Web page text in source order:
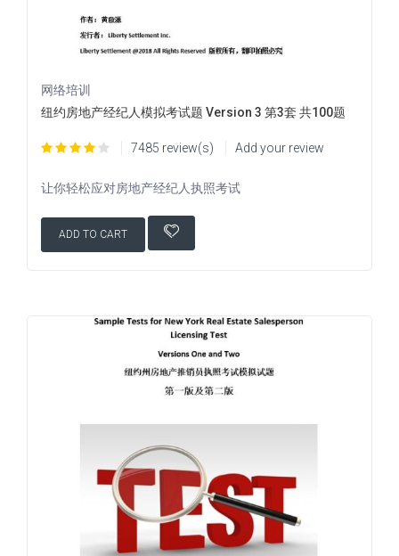
网络培训
纽约房地产经纪人模拟考试题 Version 3 第3套 共100题
7485 review(s) Add your review
让你轻松应对房地产经纪人执照考试
ADD TO CART